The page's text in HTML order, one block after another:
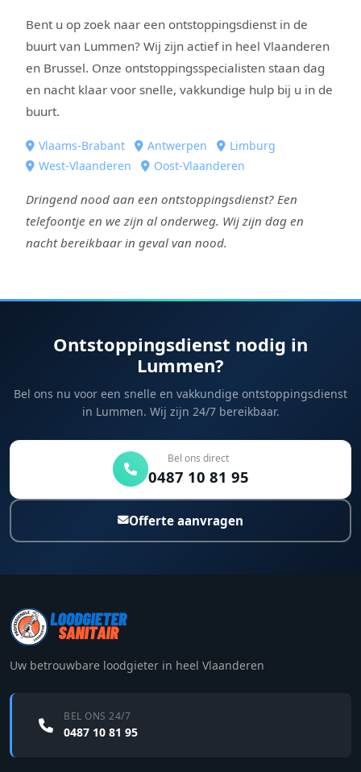
Bent u op zoek naar een ontstoppingsdienst in de
buurt van Lummen? Wij zijn actief in heel Vlaanderen
en Brussel. Onze ontstoppingsspecialisten staan dag
en nacht klaar voor snelle, vakkundige hulp bij u in de
buurt.
Vlaams-Brabant Antwerpen
Limburg
West-Vlaanderen
Oost-Vlaanderen
Dringend nood aan een ontstoppingsdienst? Een
telefoontje en we zijn al onderweg. Wij zijn dag en
nacht bereikbaar in geval van nood.
Ontstoppingsdienst nodig in
Lummen?
Bel ons nu voor een snelle en vakkundige ontstoppingsdienst
in Lummen. Wij zijn 24/7 bereikbaar.
Bel ons direct
0487 10 81 95
Offerte aanvragen
Uw betrouwbare loodgieter in heel Vlaanderen
BEL ONS 24/7
0487 10 81 95